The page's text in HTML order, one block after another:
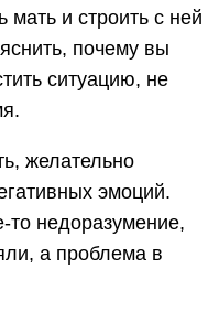
мать и строить с ней
почему вы
ситуацию, не
желательно
эмоций.
то недоразумение,
а проблема в